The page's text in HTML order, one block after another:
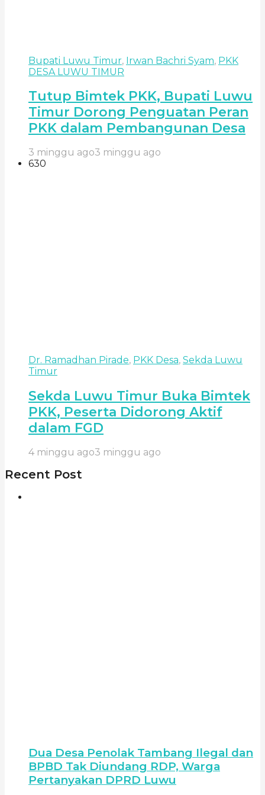
Bupati Luwu Timur, Irwan Bachri Syam, PKK
DESA LUWU TIMUR
Tutup Bimtek PKK, Bupati Luwu
Timur Dorong Penguatan Peran
PKK dalam Pembangunan Desa
3 minggu ago3 minggu ago
630
Dr. Ramadhan Pirade, PKK Desa, Sekda Luwu
Timur
Sekda Luwu Timur Buka Bimtek
PKK, Peserta Didorong Aktif
dalam FGD
4 minggu ago3 minggu ago
Recent Post
Dua Desa Penolak Tambang Ilegal dan
BPBD Tak Diundang RDP, Warga
Pertanyakan DPRD Luwu